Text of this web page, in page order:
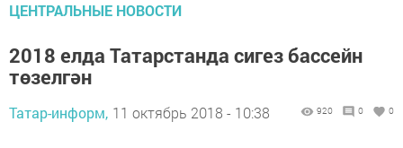
ЦЕНТРАЛЬНЫЕ НОВОСТИ
2018 елда Татарстанда сигез бассейн
төзелгән
Татар-информ, 11 октябрь 2018 - 10:38 920 0 0